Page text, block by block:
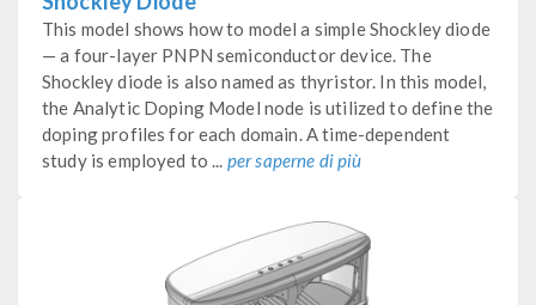
This model shows how to model a simple Shockley diode
— a four-layer PNPN semiconductor device. The
Shockley diode is also named as thyristor. In this model,
the Analytic Doping Model node is utilized to define the
doping profiles for each domain. A time-dependent
study is employed to ... per saperne di più